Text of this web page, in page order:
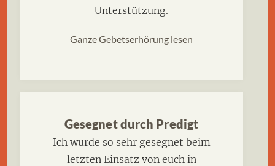
Unterstützung.
Ganze Gebetserhörung lesen
Gesegnet durch Predigt
Ich wurde so sehr gesegnet beim
letzten Einsatz von euch in